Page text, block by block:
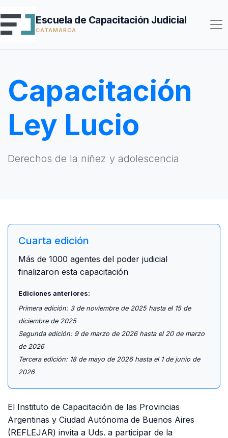
Escuela de Capacitación Judicial
CATAMARCA
Capacitación
Ley Lucio
Derechos de la niñez y adolescencia
Cuarta edición
Más de 1000 agentes del poder judicial
finalizaron esta capacitación
Ediciones anteriores:
Primera edición: 3 de noviembre de 2025 hasta el 15 de
diciembre de 2025
Segunda edición: 9 de marzo de 2026 hasta el 20 de marzo
de 2026
Tercera edición: 18 de mayo de 2026 hasta el 1 de junio de
2026
El Instituto de Capacitación de las Provincias
Argentinas y Ciudad Autónoma de Buenos Aires
(REFLEJAR) invita a Uds. a participar de la